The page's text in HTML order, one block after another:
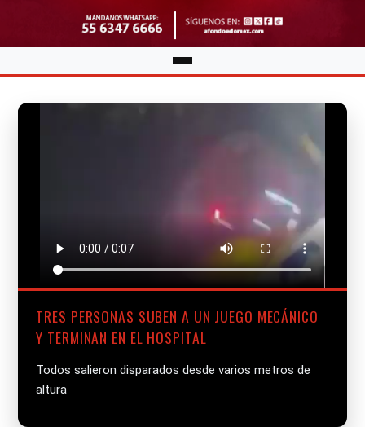
TRES PERSONAS SUBEN A UN JUEGO MECÁNICO
Y TERMINAN EN EL HOSPITAL
Todos salieron disparados desde varios metros de
altura